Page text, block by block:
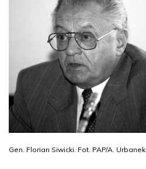
Gen. Florian Siwicki. Fot. PAP/A. Urbanek